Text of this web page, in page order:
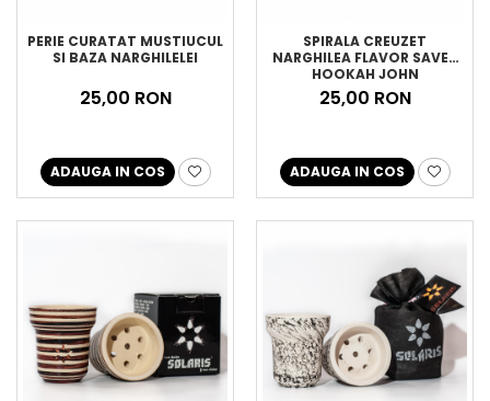
PERIE CURATAT MUSTIUCUL
SI BAZA NARGHILELEI
25,00 RON
ADAUGA IN COS
SPIRALA CREUZET
NARGHILEA FLAVOR SAVER
HOOKAH JOHN
25,00 RON
ADAUGA IN COS